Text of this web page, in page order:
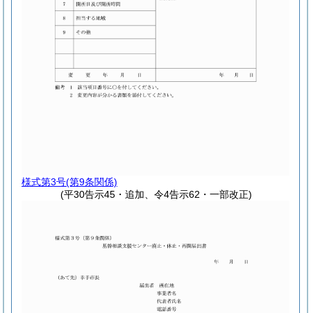
様式第3号(第9条関係)
(平30告示45・追加、令4告示62・一部改正)